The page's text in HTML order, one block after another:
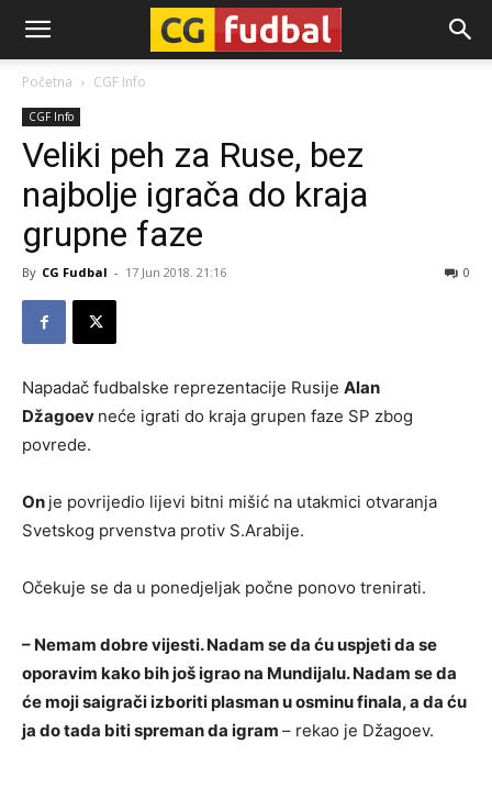
CG-
Fudbal
Početna CGF Info
CGF Info
Veliki peh za Ruse, bez
najbolje igrača do kraja
grupne faze
By CG Fudbal - 17 Jun 2018. 21:16 0
Napadač fudbalske reprezentacije Rusije Alan
Džagoev neće igrati do kraja grupen faze SP zbog
povrede.
On je povrijedio lijevi bitni mišić na utakmici otvaranja
Svetskog prvenstva protiv S.Arabije.
Očekuje se da u ponedjeljak počne ponovo trenirati.
– Nemam dobre vijesti. Nadam se da ću uspjeti da se
oporavim kako bih još igrao na Mundijalu. Nadam se da
će moji saigrači izboriti plasman u osminu finala, a da ću
ja do tada biti spreman da igram – rekao je Džagoev.